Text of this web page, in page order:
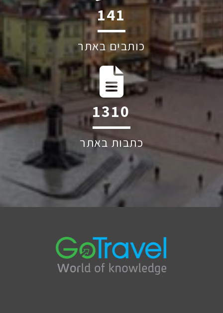
206
כותבים באתר
1917
כתבות באתר